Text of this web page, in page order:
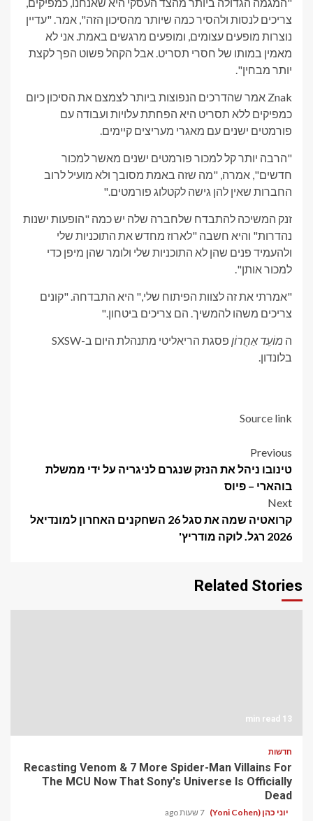
צריכים לנסות ולהסיר כמה שיותר מהסיכון הזה", אמר. "עדיין
נוצרות מופעים עצומים, ומופעים מרגשים באמת. אני לא
מאמין במותו של חסרי תסריט. אבל הקהל פשוט הפך לקצת
יותר מבחין".
Znak אמר שהדרכים הנפוצות ביותר לצמצם את הסיכון כיום
כמפיקים ללא תסריט היא הפחתת עלויות ועבודה עם
פורמטים ישנים עם מאגרי מעריצים קיימים.
"הרבה יותר קל למכור פורמטים ישנים מאשר למכור
חדשים", אמרה, "מה שזה באמת מסובך ולא מועיל לרוב
החברות שאין להן גישה לקטלוג פורמטים."
זנק המשיכה להתבדח שלחברה שלה יש כמה "הופעות ישנות
נהדרות" והיא חשבה "לארוז מחדש את התוכניות שלי
ולהעמיד פנים שהן לא התוכניות שלי ולומר שהן מיפן כדי
למכור אותן".
"אמרתי את זה לצוות הפיתוח שלי," היא התבדחה. "קונים
צריכים משהו להמשיך. הם צריכים ביטחון."
ה מוֹעֵד אַחֲרוֹן
פסגת הריאליטי מתנהלת היום ב-SXSW
בלונדון.
Source link
Post
navigation
Previous
טינובו ניהל את הנזק שנגרם לניגריה על ידי ממשלת
בוהארי – פיוס
Next
קרואטיה שמה את סגל 26 השחקנים האחרון למונדיאל
2026 רגל. לוקה מודריץ'
Related Stories
13 min read
חדשות
Recasting Venom & 7 More Spider-Man Villains For
The MCU Now That Sony's Universe Is Officially
Dead
יוני כהן (Yoni Cohen) 7 שעות ago